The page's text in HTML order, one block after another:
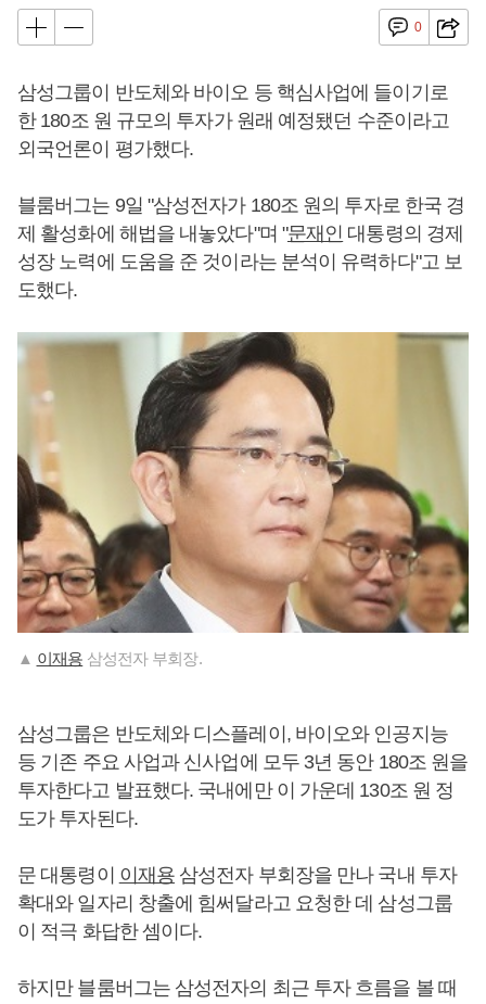
0
삼성그룹이 반도체와 바이오 등 핵심사업에 들이기로
한 180조 원 규모의 투자가 원래 예정됐던 수준이라고
외국언론이 평가했다.
블룸버그는 9일 "삼성전자가 180조 원의 투자로 한국 경
제 활성화에 해법을 내놓았다"며 "문재인 대통령의 경제
성장 노력에 도움을 준 것이라는 분석이 유력하다"고 보
도했다.
▲ 이재용 삼성전자 부회장.
삼성그룹은 반도체와 디스플레이, 바이오와 인공지능
등 기존 주요 사업과 신사업에 모두 3년 동안 180조 원을
투자한다고 발표했다. 국내에만 이 가운데 130조 원 정
도가 투자된다.
문 대통령이 이재용 삼성전자 부회장을 만나 국내 투자
확대와 일자리 창출에 힘써달라고 요청한 데 삼성그룹
이 적극 화답한 셈이다.
하지만 블룸버그는 삼성전자의 최근 투자 흐름을 볼 때